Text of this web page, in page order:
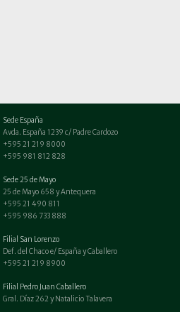
Sede España
Avda. España 1239 c/ Padre Cardozo
+595 21 219 8000
+595 981 812 828
Sede 25 de Mayo
25 de Mayo 658 y Antequera
+595 21 490 811
+595 986 733 888
Filial San Lorenzo
Def. del Chaco e/ España y Caballero
+595 21 219 8900
Filial Pedro Juan Caballero
Gral. Díaz 262 y Natalicio Talavera